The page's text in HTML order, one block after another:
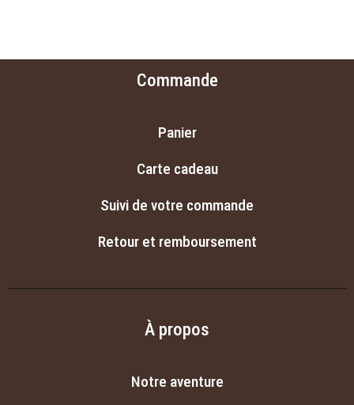
Commande
Panier
Carte cadeau
Suivi de votre commande
Retour et remboursement
À propos
Notre aventure